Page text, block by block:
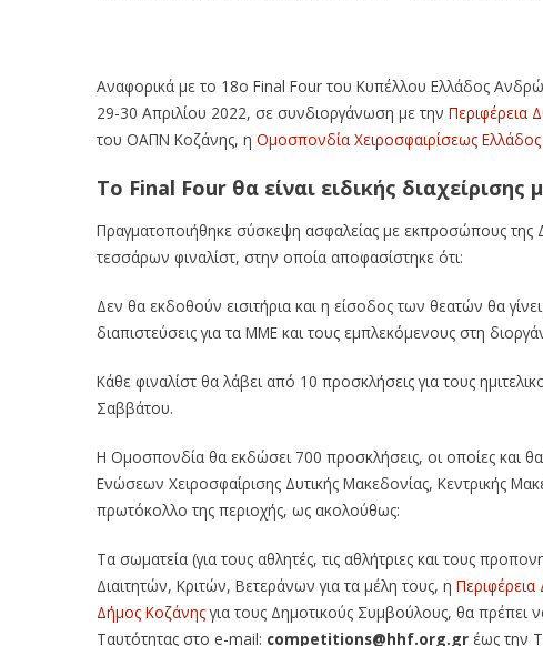
Αναφορικά με το 18ο Final Four του Κυπέλλου Ελλάδος
29-30 Απριλίου 2022, σε συνδιοργάνωση με την Περιφέρεια
του ΟΑΠΝ Κοζάνης, η Ομοσπονδία Χειροσφαιρίσεως Ελλάδος
Το Final Four θα είναι ειδικής
Πραγματοποιήθηκε σύσκεψη ασφαλείας με εκπροσώπους της
τεσσάρων φιναλίστ, στην οποία αποφασίστηκε ότι:
Δεν θα εκδοθούν εισιτήρια και η είσοδος των θεατών θα
διαπιστεύσεις για τα ΜΜΕ και τους εμπλεκόμενους στη
Κάθε φιναλίστ θα λάβει από 10 προσκλήσεις για τους
Σαββάτου.
Η Ομοσπονδία θα εκδώσει 700 προσκλήσεις, οι οποίες και
Ενώσεων Χειροσφαίρισης Δυτικής Μακεδονίας, Κεντρικής
πρωτόκολλο της περιοχής, ως ακολούθως:
Τα σωματεία (για τους αθλητές, τις αθλήτριες και τους
Διαιτητών, Κριτών, Βετεράνων για τα μέλη τους, η Περιφέρεια
Δήμος Κοζάνηςγια τους Δημοτικούς Συμβούλους, θα πρέπει
Ταυτότητας στο e-mail: competitions@hhf.org.gr έως την